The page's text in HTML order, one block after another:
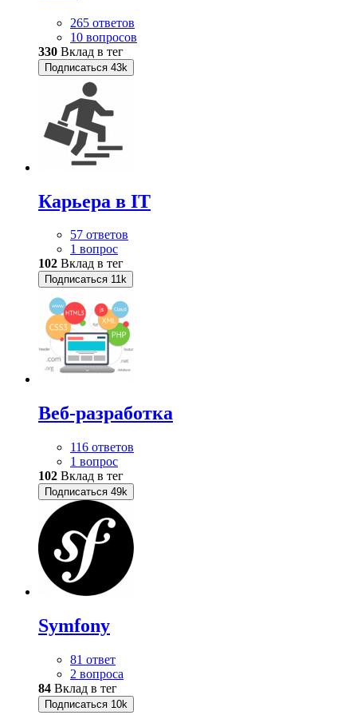
265 ответов
10 вопросов
330 Вклад в тег
Подписаться 43k
Карьера в IT
57 ответов
1 вопрос
102 Вклад в тег
Подписаться 11k
Веб-разработка
116 ответов
1 вопрос
102 Вклад в тег
Подписаться 49k
Symfony
81 ответ
2 вопроса
84 Вклад в тег
Подписаться 10k